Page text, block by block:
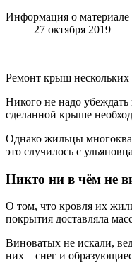
Информация о материале
27 октября 2019
Ремонт крыш нескольких
Никого не надо
сделанной крыше
Однако жильцы
это случилось с
Никто ни в чём не
О том, что кровля их
покрытия доставляла
Виноватых не искали,
них – снег и